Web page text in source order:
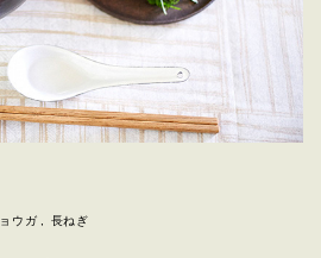
ウガ 長ねぎ